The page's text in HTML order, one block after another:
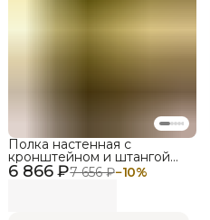
6 866 ₽7 656 ₽−10%
Полка настенная с
кронштейном и штангой
LIGROOM LIGHT,
604х412х485, Черный,